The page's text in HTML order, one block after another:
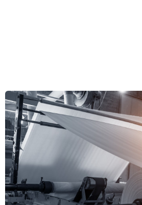
Cum se produce și se reciclează
Până de curând, hârtia a fost principalul
civilizației noastre. Deși mass-media digitală
nu am putea trăi fără hârtie. Sub formă de
parte importantă din transportul produselor
dimensiunile. Aflați cum se fabrică hârtia și
reciclată.
Articolul complet »